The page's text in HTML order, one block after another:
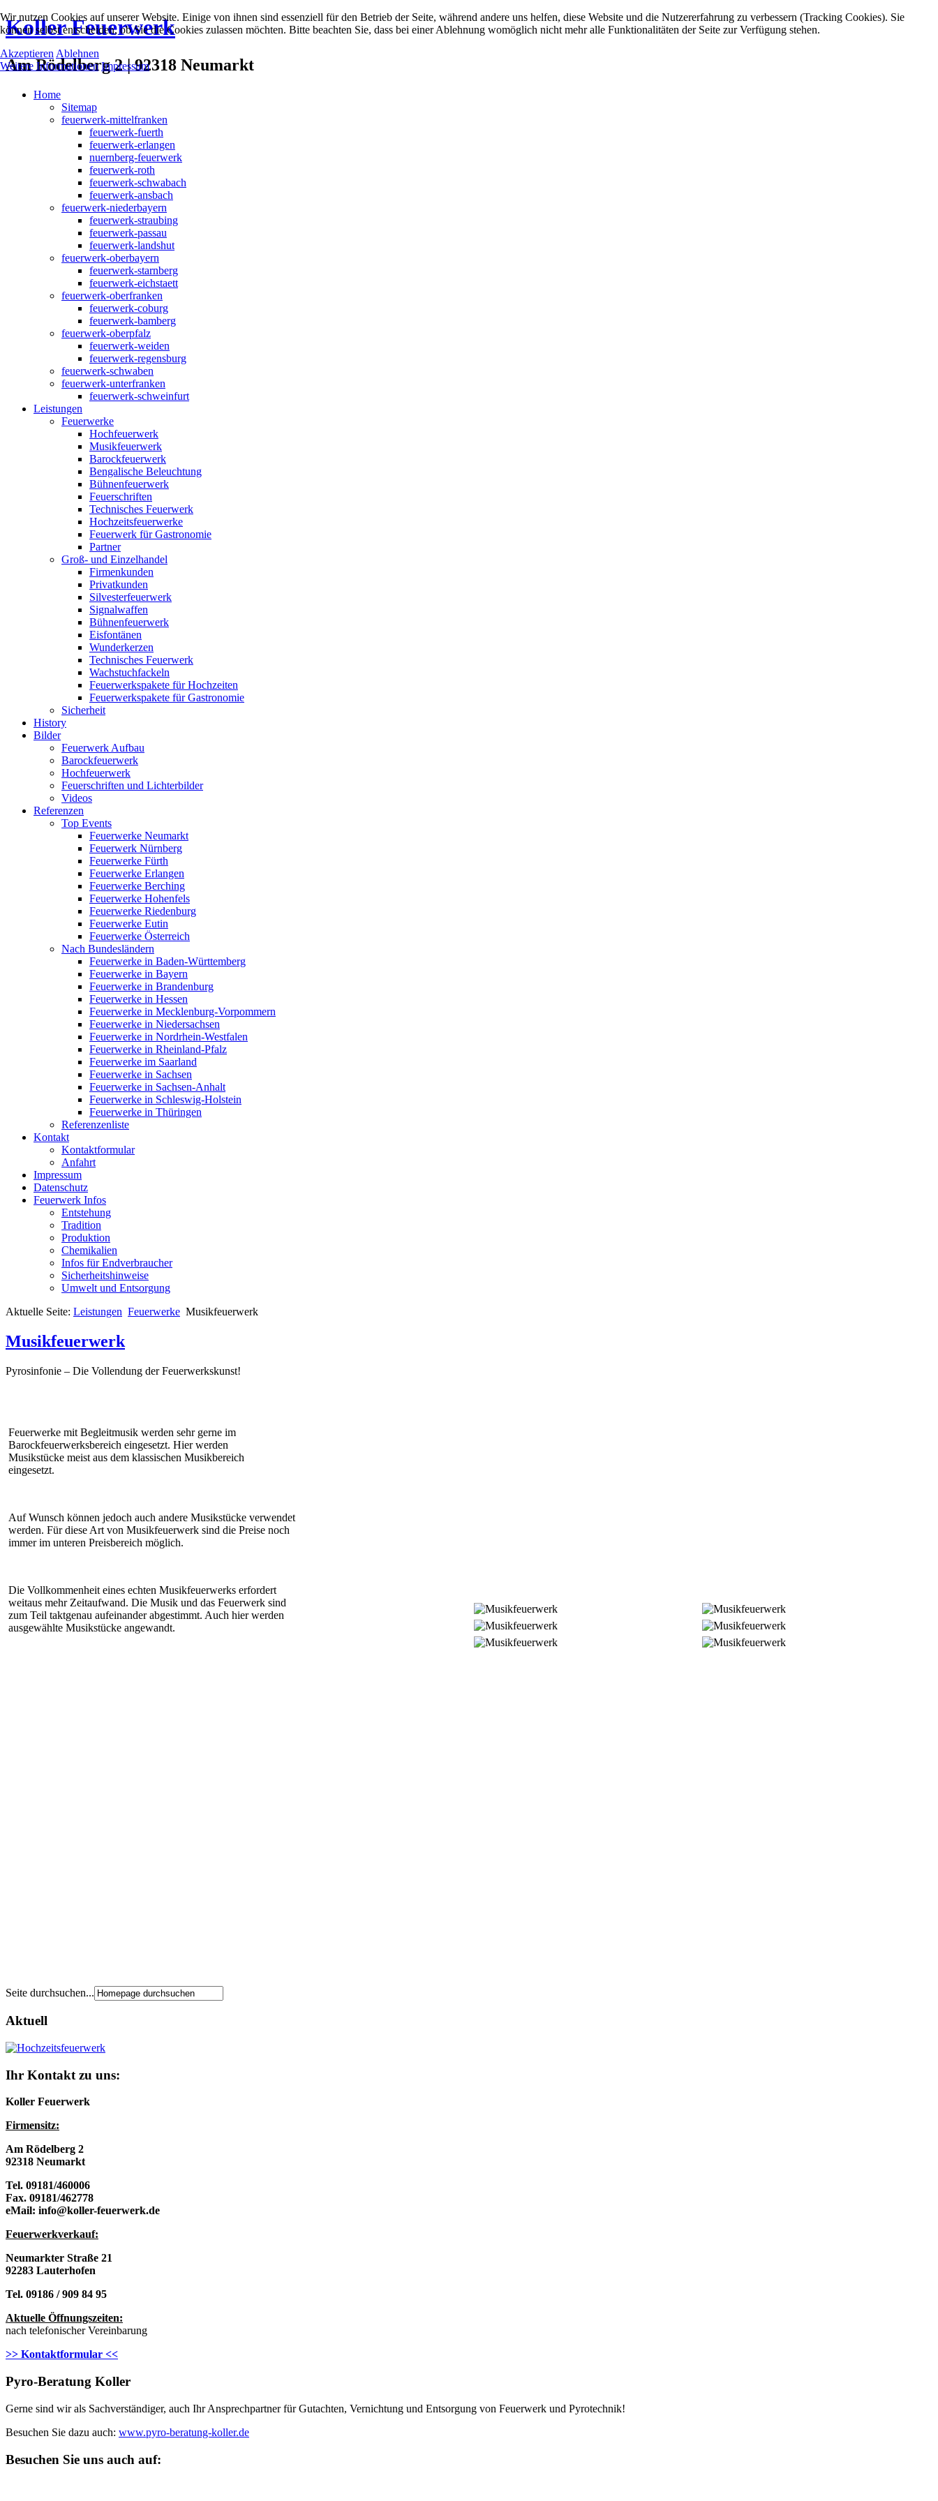
Koller Feuerwerk
Am Rödelberg 2 | 92318 Neumarkt
Home
Sitemap
feuerwerk-mittelfranken
feuerwerk-fuerth
feuerwerk-erlangen
nuernberg-feuerwerk
feuerwerk-roth
feuerwerk-schwabach
feuerwerk-ansbach
feuerwerk-niederbayern
feuerwerk-straubing
feuerwerk-passau
feuerwerk-landshut
feuerwerk-oberbayern
feuerwerk-starnberg
feuerwerk-eichstaett
feuerwerk-oberfranken
feuerwerk-coburg
feuerwerk-bamberg
feuerwerk-oberpfalz
feuerwerk-weiden
feuerwerk-regensburg
feuerwerk-schwaben
feuerwerk-unterfranken
feuerwerk-schweinfurt
Leistungen
Feuerwerke
Hochfeuerwerk
Musikfeuerwerk
Barockfeuerwerk
Bengalische Beleuchtung
Bühnenfeuerwerk
Feuerschriften
Technisches Feuerwerk
Hochzeitsfeuerwerke
Feuerwerk für Gastronomie
Partner
Groß- und Einzelhandel
Firmenkunden
Privatkunden
Silvesterfeuerwerk
Signalwaffen
Bühnenfeuerwerk
Eisfontänen
Wunderkerzen
Technisches Feuerwerk
Wachstuchfackeln
Feuerwerkspakete für Hochzeiten
Feuerwerkspakete für Gastronomie
Sicherheit
History
Bilder
Feuerwerk Aufbau
Barockfeuerwerk
Hochfeuerwerk
Feuerschriften und Lichterbilder
Videos
Referenzen
Top Events
Feuerwerke Neumarkt
Feuerwerk Nürnberg
Feuerwerke Fürth
Feuerwerke Erlangen
Feuerwerke Berching
Feuerwerke Hohenfels
Feuerwerke Riedenburg
Feuerwerke Eutin
Feuerwerke Österreich
Nach Bundesländern
Feuerwerke in Baden-Württemberg
Feuerwerke in Bayern
Feuerwerke in Brandenburg
Feuerwerke in Hessen
Feuerwerke in Mecklenburg-Vorpommern
Feuerwerke in Niedersachsen
Feuerwerke in Nordrhein-Westfalen
Feuerwerke in Rheinland-Pfalz
Feuerwerke im Saarland
Feuerwerke in Sachsen
Feuerwerke in Sachsen-Anhalt
Feuerwerke in Schleswig-Holstein
Feuerwerke in Thüringen
Referenzenliste
Kontakt
Kontaktformular
Anfahrt
Impressum
Datenschutz
Feuerwerk Infos
Entstehung
Tradition
Produktion
Chemikalien
Infos für Endverbraucher
Sicherheitshinweise
Umwelt und Entsorgung
Aktuelle Seite: Leistungen Feuerwerke Musikfeuerwerk
Musikfeuerwerk
Pyrosinfonie – Die Vollendung der Feuerwerkskunst!
Feuerwerke mit Begleitmusik werden sehr gerne im
Barockfeuerwerksbereich eingesetzt. Hier werden
Musikstücke meist aus dem klassischen Musikbereich
eingesetzt.
Auf Wunsch können jedoch auch andere Musikstücke verwendet
werden. Für diese Art von Musikfeuerwerk sind die Preise noch
immer im unteren Preisbereich möglich.
Die Vollkommenheit eines echten Musikfeuerwerks erfordert
weitaus mehr Zeitaufwand. Die Musik und das Feuerwerk sind
zum Teil taktgenau aufeinander abgestimmt. Auch hier werden
ausgewählte Musikstücke angewandt.
Seite durchsuchen...
Aktuell
Ihr Kontakt zu uns:
Koller Feuerwerk
Firmensitz:
Am Rödelberg 2
92318 Neumarkt
Tel. 09181/460006
Fax. 09181/462778
eMail: info@koller-feuerwerk.de
Feuerwerkverkauf:
Neumarkter Straße 21
92283 Lauterhofen
Tel. 09186 / 909 84 95
Aktuelle Öffnungszeiten:
nach telefonischer Vereinbarung
>> Kontaktformular <<
Pyro-Beratung Koller
Gerne sind wir als Sachverständiger, auch Ihr Ansprechpartner für Gutachten, Vernichtung und Entsorgung von Feuerwerk und Pyrotechnik!
Besuchen Sie dazu auch: www.pyro-beratung-koller.de
Besuchen Sie uns auch auf:
Wir nutzen Cookies auf unserer Website. Einige von ihnen sind essenziell für den Betrieb der Seite, während andere uns helfen, diese Website und die Nutzererfahrung zu verbessern (Tracking Cookies). Sie
können selbst entscheiden, ob Sie die Cookies zulassen möchten. Bitte beachten Sie, dass bei einer Ablehnung womöglich nicht mehr alle Funktionalitäten der Seite zur Verfügung stehen.
Akzeptieren Ablehnen
Weitere Informationen Impressum